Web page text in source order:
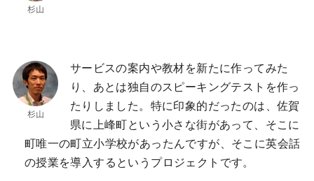
サービスの案内や教材を新たに作ってみた
り、あとは独自のスピーキングテストを作っ
たりしました。特に印象的だったのは、佐賀
県に上峰町という小さな街があって、そこに
町唯一の町立小学校があったんですが、そこに英会話
の授業を導入するというプロジェクトです。